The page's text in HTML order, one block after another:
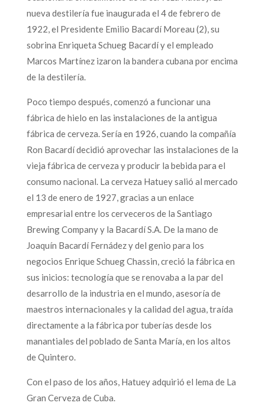
nueva destilería fue inaugurada el 4 de febrero de
1922, el Presidente Emilio Bacardí Moreau (2), su
sobrina Enriqueta Schueg Bacardí y el empleado
Marcos Martínez izaron la bandera cubana por encima
de la destilería.
Poco tiempo después, comenzó a funcionar una
fábrica de hielo en las instalaciones de la antigua
fábrica de cerveza. Sería en 1926, cuando la compañía
Ron Bacardí decidió aprovechar las instalaciones de la
vieja fábrica de cerveza y producir la bebida para el
consumo nacional. La cerveza Hatuey salió al mercado
el 13 de enero de 1927, gracias a un enlace
empresarial entre los cerveceros de la Santiago
Brewing Company y la Bacardí S.A. De la mano de
Joaquín Bacardí Fernádez y del genio para los
negocios Enrique Schueg Chassin, creció la fábrica en
sus inicios: tecnología que se renovaba a la par del
desarrollo de la industria en el mundo, asesoría de
maestros internacionales y la calidad del agua, traída
directamente a la fábrica por tuberías desde los
manantiales del poblado de Santa María, en los altos
de Quintero.
Con el paso de los años, Hatuey adquirió el lema de La
Gran Cerveza de Cuba.